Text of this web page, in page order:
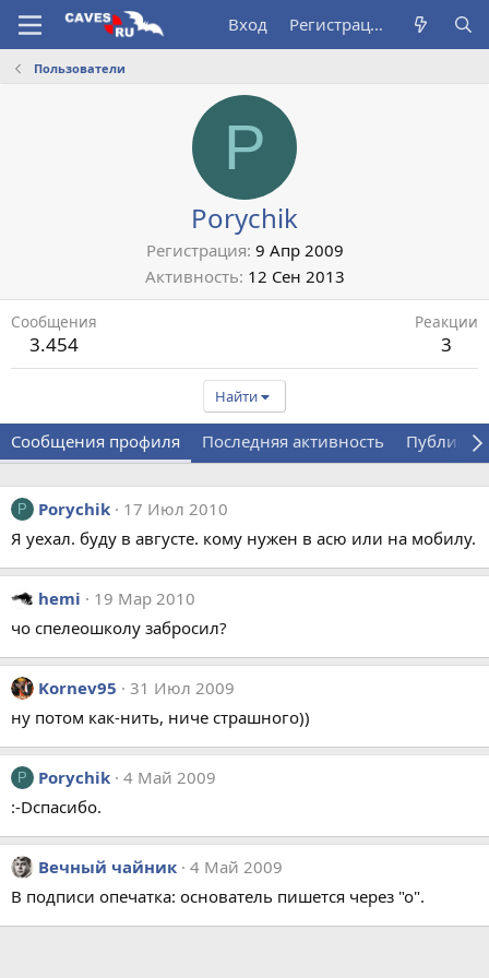
Вход Регистрация
Пользователи
P
Porychik
Регистрация 9 Апр 2009
Активность 12 Сен 2013
Сообщения
3.454
Реакции
3
Найти
Сообщения профиля Последняя активность
P Porychik
17 Июл 2010
Я уехал. буду в августе. кому нужен в асю или на мобилу.
hemi
19 Мар 2010
чо спелеошколу забросил?
Kornev95
31 Июл 2009
ну потом как-нить, ниче страшного))
P Porychik 4 Май 2009
:-Dспасибо.
Вечный чайник 4 Май 2009
В подписи опечатка: основатель пишется через "о".